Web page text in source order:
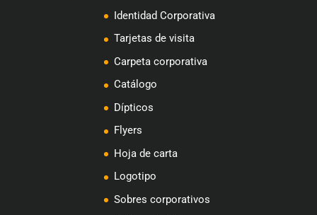
Identidad Corporativa
Tarjetas de visita
Carpeta corporativa
Catálogo
Dípticos
Flyers
Hoja de carta
Logotipo
Sobres corporativos